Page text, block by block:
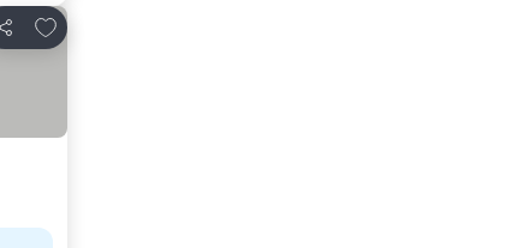
Paylaş
Favorilerime ekle